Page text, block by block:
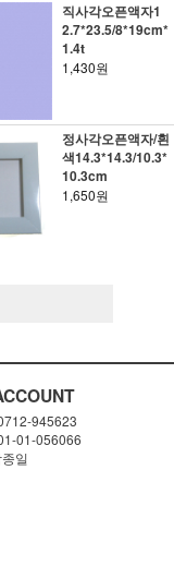
직사각오픈액자1
2.7*23.5/8*19cm*
1.4t
1,430원
정사각오픈액자/흰
색14.3*14.3/10.3*
10.3cm
1,650원
945623
01-056066
일